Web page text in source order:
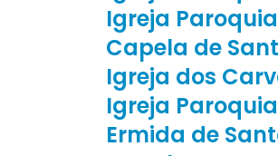
Igreja
Capela de
Igreja dos
Igreja
Ermida de